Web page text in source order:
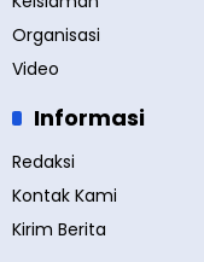
Organisasi
Video
Informasi
Redaksi
Kontak Kami
Kirim Berita